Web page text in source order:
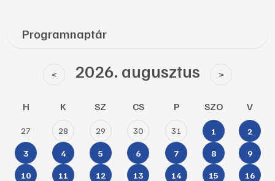
Programnaptár
< 2026. augusztus >
H K SZ CS P SZO V
27 28 29 30 31 1 2
3 4 5 6 7 8 9
10 11 12 13 14 15 16